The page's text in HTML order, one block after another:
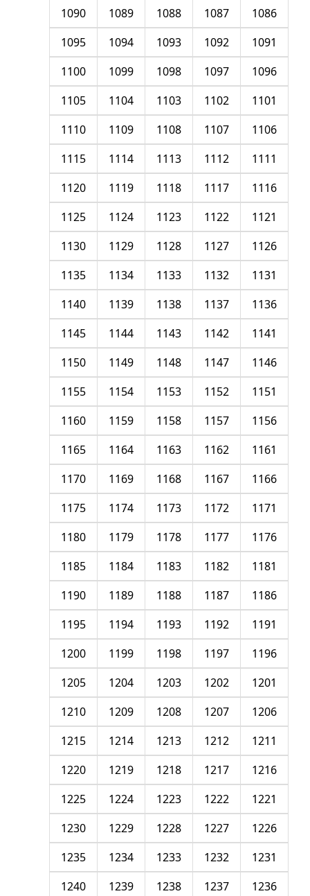
1086
1087
1088
1089
1090
1091
1092
1093
1094
1095
1096
1097
1098
1099
1100
1101
1102
1103
1104
1105
1106
1107
1108
1109
1110
1111
1112
1113
1114
1115
1116
1117
1118
1119
1120
1121
1122
1123
1124
1125
1126
1127
1128
1129
1130
1131
1132
1133
1134
1135
1136
1137
1138
1139
1140
1141
1142
1143
1144
1145
1146
1147
1148
1149
1150
1151
1152
1153
1154
1155
1156
1157
1158
1159
1160
1161
1162
1163
1164
1165
1166
1167
1168
1169
1170
1171
1172
1173
1174
1175
1176
1177
1178
1179
1180
1181
1182
1183
1184
1185
1186
1187
1188
1189
1190
1191
1192
1193
1194
1195
1196
1197
1198
1199
1200
1201
1202
1203
1204
1205
1206
1207
1208
1209
1210
1211
1212
1213
1214
1215
1216
1217
1218
1219
1220
1221
1222
1223
1224
1225
1226
1227
1228
1229
1230
1231
1232
1233
1234
1235
1236
1237
1238
1239
1240